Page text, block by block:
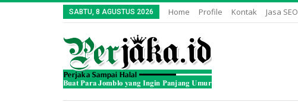
SABTU, 8 AGUSTUS 2026 Home Profile Kontak Jasa SEO